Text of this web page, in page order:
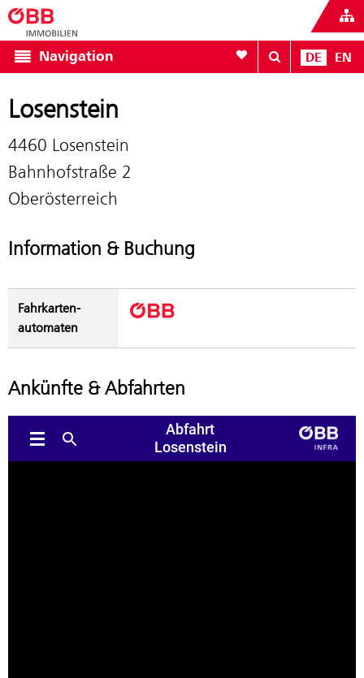
Navigation Zur Favoritenliste
DE EN
Losenstein
4460 Losenstein
Bahnhofstraße 2
Oberösterreich
Information & Buchung
Fahrkarten­
automaten
Ankünfte & Abfahrten